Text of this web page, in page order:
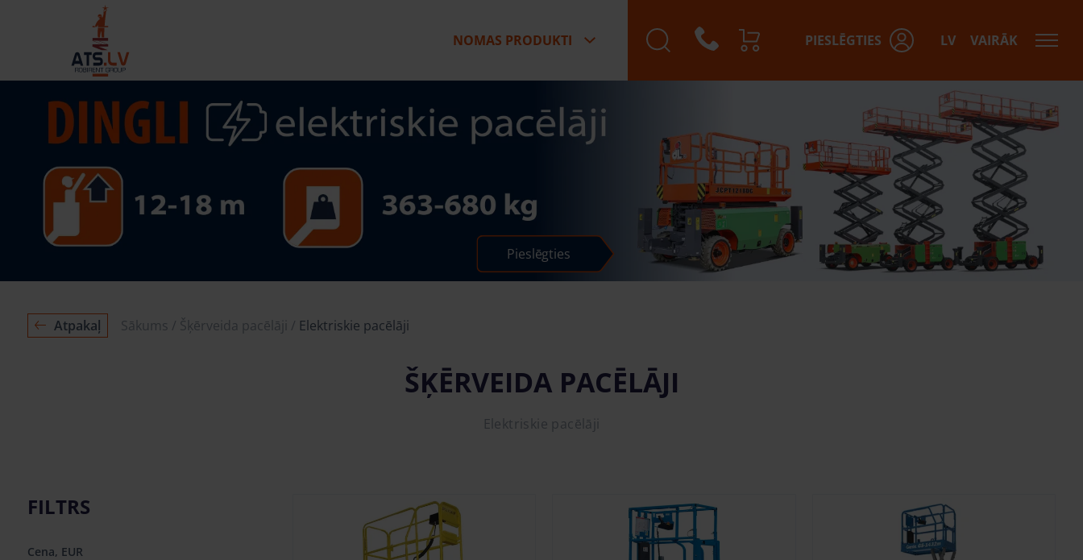
NOMAS PRODUKTI PIESLĒGTIES LV VAIRĀK
Pieslēgties
Atpakaļ Sākums Šķērveida pacēlāji Elektriskie pacēlāji
ŠĶĒRVEIDA PACĒLĀJI
Elektriskie pacēlāji
FILTRS
Cena, EUR